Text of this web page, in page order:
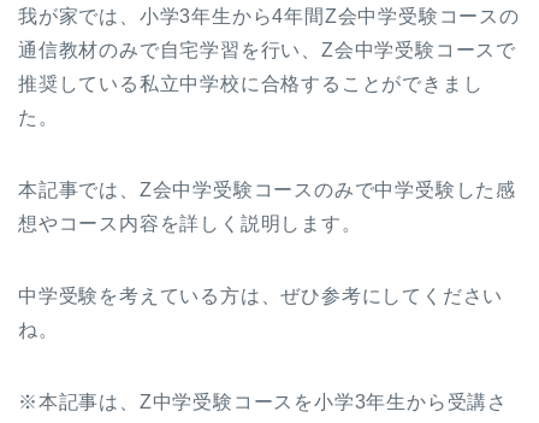
我が家では、小学3年生から4年間Z会中学受験コースの
通信教材のみで自宅学習を行い、Z会中学受験コースで
推奨している私立中学校に合格することができまし
た。
本記事では、Z会中学受験コースのみで中学受験した感
想やコース内容を詳しく説明します。
中学受験を考えている方は、ぜひ参考にしてください
ね。
※本記事は、Z中学受験コースを小学3年生から受講さ